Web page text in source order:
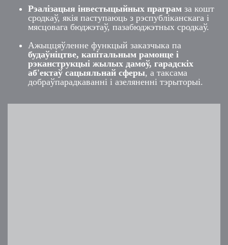
Рэалізацыя інвестыцыйных праграм за кошт
сродкаў, якія паступаюць з рэспубліканскага і
мясцовага бюджэтаў, пазабюджэтных сродкаў.
Ажыццяўленне функцый заказчыка па
будаўніцтве, капітальным рамонце і
рэканструкцыі жылых дамоў, гарадскіх
аб'ектаў сацыяльнай сферы, а таксама
добраўпарадкаванні і азеляненні тэрыторыі.